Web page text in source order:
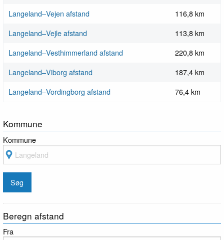
Langeland–Vejen afstand
116,8 km
Langeland–Vejle afstand
113,8 km
Langeland–Vesthimmerland afstand
220,8 km
Langeland–Viborg afstand
187,4 km
Langeland–Vordingborg afstand
76,4 km
Kommune
Kommune
Beregn afstand
Fra